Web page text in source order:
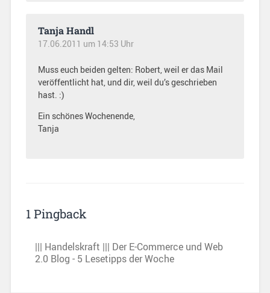
Tanja Handl
17.06.2011 um 14:53 Uhr
Muss euch beiden gelten: Robert, weil er das Mail
veröffentlicht hat, und dir, weil du’s geschrieben
hast. :)
Ein schönes Wochenende,
Tanja
1 Pingback
||| Handelskraft ||| Der E-Commerce und Web
2.0 Blog - 5 Lesetipps der Woche